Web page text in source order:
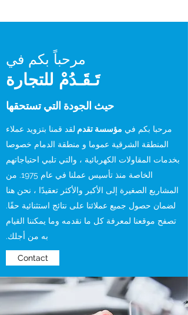
مرحباً بكم في
تَـقَـدُمْ للتجارة
حيث الجودة التي تستحقها
مرحبا بكم في مؤسسة تقدم لقد قمنا بتزويد عملاء
المنطقة الشرقية عموما و منطقة الدمام خصوصا
بخدمات المقاولات الكهربائية ، والتي تلبي احتياجاتهم
الخاصة منذ تأسيس عملنا في عام 1975. من
المشاريع الصغيرة إلى الأكبر والأكثر تعقيدًا ، نحن هنا
لضمان حصول جميع عملائنا على نتائج استثنائية حقًا.
تصفح موقعنا لمعرفة كل ما نقدمه وما يمكننا القيام
به من أجلك.
Contact